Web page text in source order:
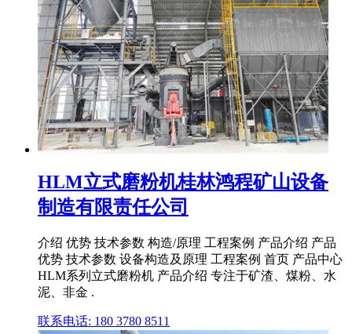
HLM立式磨粉机桂林鸿程矿山设备
制造有限责任公司
介绍 优势 技术参数 构造/原理 工程案例 产品介绍 产品
优势 技术参数 设备构造及原理 工程案例 首页 产品中心
HLM系列立式磨粉机 产品介绍 专注于矿渣、煤粉、水
泥、非金 .
联系电话: 180 3780 8511